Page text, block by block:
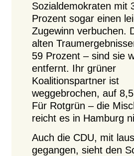
Sozialdemokraten mit
Prozent sogar einen
Zugewinn verbuchen.
alten
59 Prozent – sind sie
entfernt. Ihr grüner
Koalitionspartner ist
weggebrochen, auf
Für Rotgrün – die
reicht es in Hamburg
Auch die CDU, mit
gegangen, sieht den